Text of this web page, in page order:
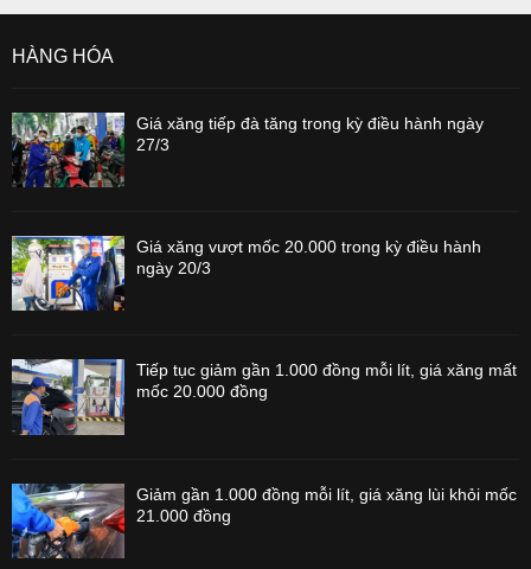
HÀNG HÓA
Giá xăng tiếp đà tăng trong kỳ điều hành ngày
27/3
Giá xăng vượt mốc 20.000 trong kỳ điều hành
ngày 20/3
Tiếp tục giảm gần 1.000 đồng mỗi lít, giá xăng mất
mốc 20.000 đồng
Giảm gần 1.000 đồng mỗi lít, giá xăng lùi khỏi mốc
21.000 đồng